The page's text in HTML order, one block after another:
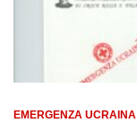
EMERGENZA UCRAINA